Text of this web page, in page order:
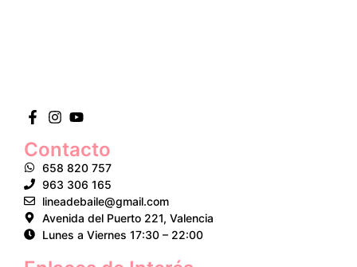
Contacto
658 820 757
963 306 165
lineadebaile@gmail.com
Avenida del Puerto 221, Valencia
Lunes a Viernes 17:30 – 22:00